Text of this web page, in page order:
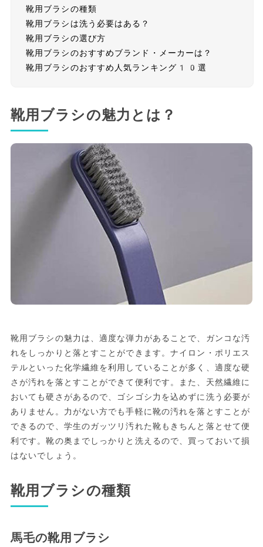
靴用ブラシの種類
靴用ブラシは洗う必要はある？
靴用ブラシの選び方
靴用ブラシのおすすめブランド・メーカーは？
靴用ブラシのおすすめ人気ランキング10選
靴用ブラシの魅力とは？
靴用ブラシの魅力は、適度な弾力があることで、ガンコな汚
れをしっかりと落とすことができます。ナイロン・ポリエス
テルといった化学繊維を利用していることが多く、適度な硬
さが汚れを落とすことができて便利です。また、天然繊維に
おいても硬さがあるので、ゴシゴシ力を込めずに洗う必要が
ありません。力がない方でも手軽に靴の汚れを落とすことが
できるので、学生のガッツリ汚れた靴もきちんと落とせて便
利です。靴の奥までしっかりと洗えるので、買っておいて損
はないでしょう。
靴用ブラシの種類
馬毛の靴用ブラシ